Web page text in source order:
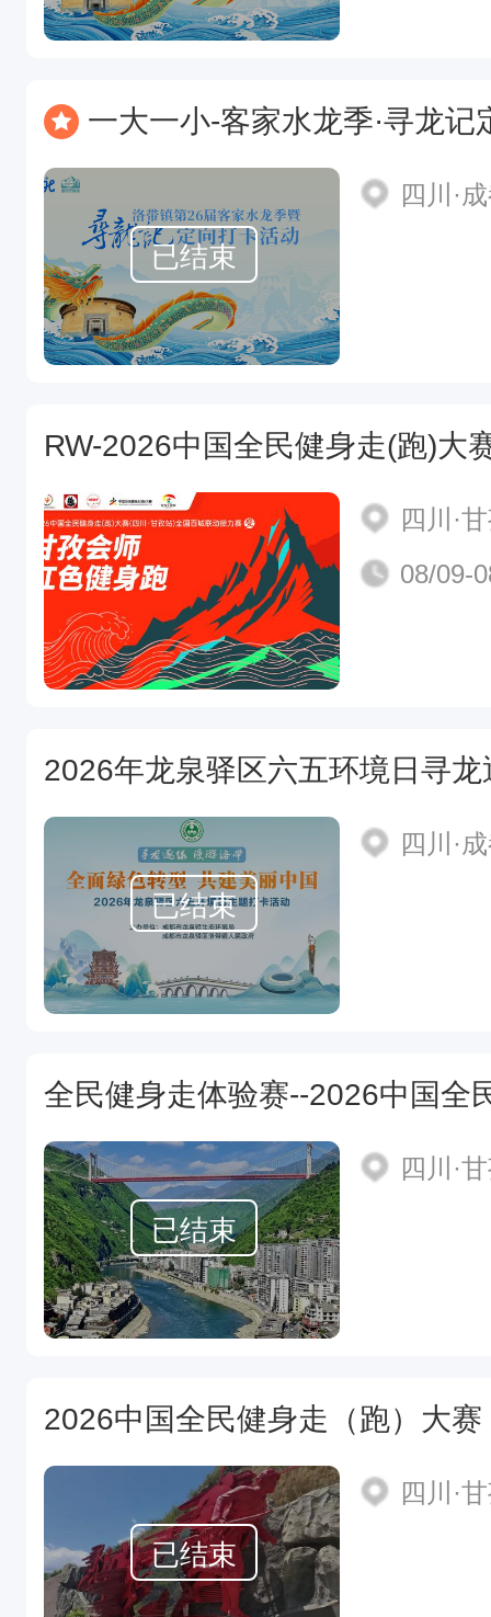
一大一小-客家水龙季·寻龙记
已结束
四川·
四川·
08/09-
已结束
四川·
已结束
四川·
已结束
四川·